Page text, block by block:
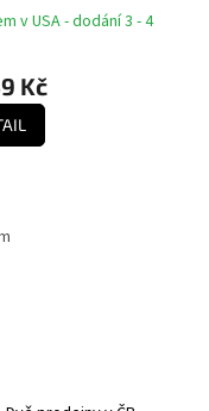
v USA - dodání 3 - 4
Kč